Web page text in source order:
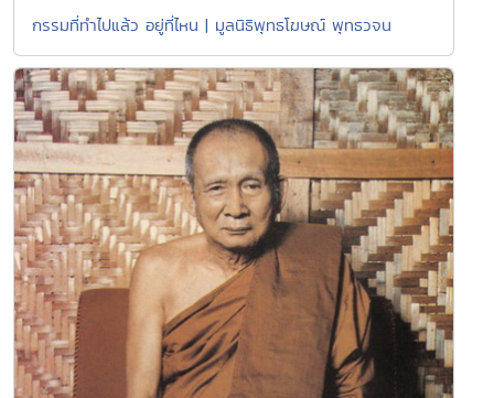
กรรมที่ทำไปแล้ว อยู่ที่ไหน | มูลนิธิพุทธโฆษณ์ พุทธวจน